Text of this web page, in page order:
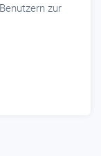
zur